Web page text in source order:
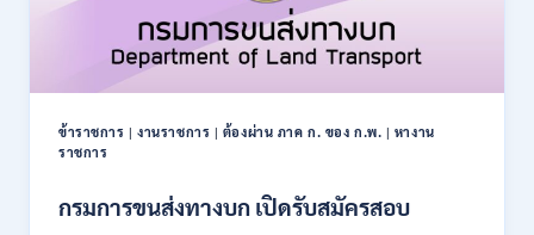
สมัคร
บุคคล
เพื่อ
เป็น
กอง
อัตรา
ข้าราชการ |งานราชการ | ต้องผ่าน ภาค ก. ของ ก.พ. | หางาน
ราชการ
กรมการขนส่งทางบก เปิดรับสมัครสอบ